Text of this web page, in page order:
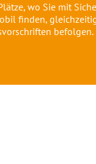
wo Sie mit
finden,
befolgen.